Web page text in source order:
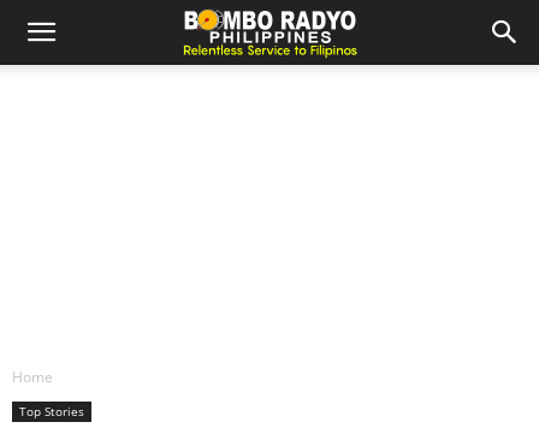
Home
Top Stories